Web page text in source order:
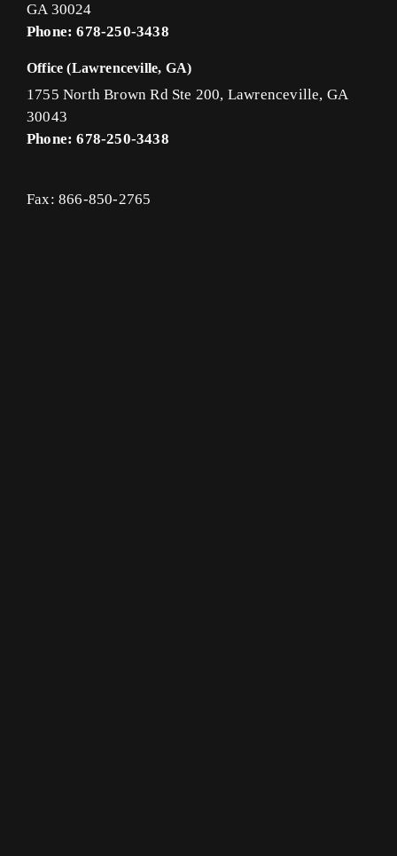
GA 30024
Phone: 678-250-3438
Office (Lawrenceville, GA)
1755 North Brown Rd Ste 200, Lawrenceville, GA
30043
Phone: 678-250-3438
Fax: 866-850-2765